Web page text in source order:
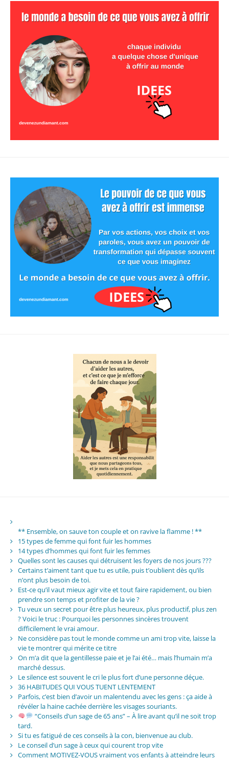
** Ensemble, on sauve ton couple et on ravive la flamme ! **
15 types de femme qui font fuir les hommes
14 types d’hommes qui font fuir les femmes
Quelles sont les causes qui détruisent les foyers de nos jours ???
Certains t’aiment tant que tu es utile, puis t’oublient dès qu’ils
n’ont plus besoin de toi.
Est-ce qu’il vaut mieux agir vite et tout faire rapidement, ou bien
prendre son temps et profiter de la vie ?
Tu veux un secret pour être plus heureux, plus productif, plus zen
? Voici le truc : Pourquoi les personnes sincères trouvent
difficilement le vrai amour.
Ne considère pas tout le monde comme un ami trop vite, laisse la
vie te montrer qui mérite ce titre
On m’a dit que la gentillesse paie et je l’ai été… mais l’humain m’a
marché dessus.
Le silence est souvent le cri le plus fort d’une personne déçue.
36 HABITUDES QUI VOUS TUENT LENTEMENT
Parfois, c’est bien d’avoir un malentendu avec les gens : ça aide à
révéler la haine cachée derrière les visages souriants.
“Conseils d’un sage de 65 ans” – À lire avant qu’il ne soit trop
tard.
Si tu es fatigué de ces conseils à la con, bienvenue au club.
Le conseil d’un sage à ceux qui courent trop vite
Comment MOTIVEZ-VOUS vraiment vos enfants à atteindre leurs